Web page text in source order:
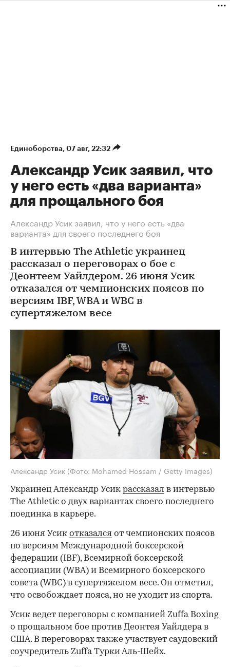
Единоборства⁠, 07 авг, 22:32
Александр Усик заявил, что
у него есть «два варианта»
для прощального боя
Александр Усик заявил, что у него есть «два
варианта» для своего последнего боя
В интервью The Athletic украинец
рассказал о переговорах о бое с
Деонтеем Уайлдером. 26 июня Усик
отказался от чемпионских поясов по
версиям IBF, WBA и WBC в
супертяжелом весе
Александр Усик (Фото: Mohamed Hossam / Getty Images)
Украинец Александр Усик рассказал в интервью
The Athletic о двух вариантах своего последнего
поединка в карьере.
26 июня Усик отказался от чемпионских поясов
по версиям Международной боксерской
федерации (IBF), Всемирной боксерской
ассоциации (WBA) и Всемирного боксерского
совета (WBC) в супертяжелом весе. Он отметил,
что освобождает пояса, но не уходит из спорта.
Усик ведет переговоры с компанией Zuffa Boxing
о прощальном бое против Деонтея Уайлдера в
США. В переговорах также участвует саудовский
соучредитель Zuffa Турки Аль-Шейх.